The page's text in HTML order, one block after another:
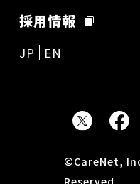
採用情報
JP EN
©CareNet,
Reserved